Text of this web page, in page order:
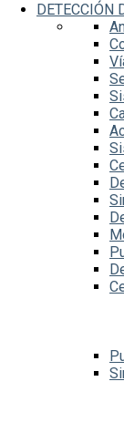
DETECCIÓN